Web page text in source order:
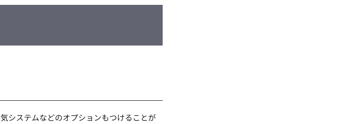
システムなどのオプションもつけることが